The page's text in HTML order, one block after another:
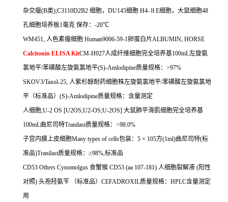
杂交瘤(B类);C3110D2B2 细胞， DU145细胞 H4- E细胞，大鼠细胞48
孔细胞培养板1毫克 保存： -20℃
WM451, 人色素瘤细胞 Human9006-59-1卵蛋白片ALBUMIN, HORSE
Calcitonin ELISA KitCM-H027人成纤维细胞完全培养基100mL左旋氨
氯地平/苯磺酸左旋氨氯地平(S)-Amlodipine质量规格： >97%
SKOV3/Taxol-25, 人紫杉醇耐药细胞株左旋氨氯地平/苯磺酸左旋氨氯地
平（标准品） (S)-Amlodipine质量规格：含量测定
人细胞;U-2 OS [U2OS;U2-OS;U-2OS] 大鼠肺平滑肌细胞完全培养基
100mL曲尼司特Tranilast质量规格： >98.0%
子宫内膜上皮细胞Many types of cells包装： 5 × 105方(1ml)曲尼司特(标
准品)Tranilast质量规格：≥98%,标准品
CD53 Others Cynomolgus 食蟹猴 CD53 (aa 107-181) 人细胞裂解液 (阳性
对照) 头孢羟氨苄 （标准品） CEFADROXIL质量规格： HPLC含量测定
用